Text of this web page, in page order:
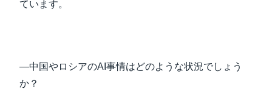
ています。
―中国やロシアのAI事情はどのような状況でしょう
か？